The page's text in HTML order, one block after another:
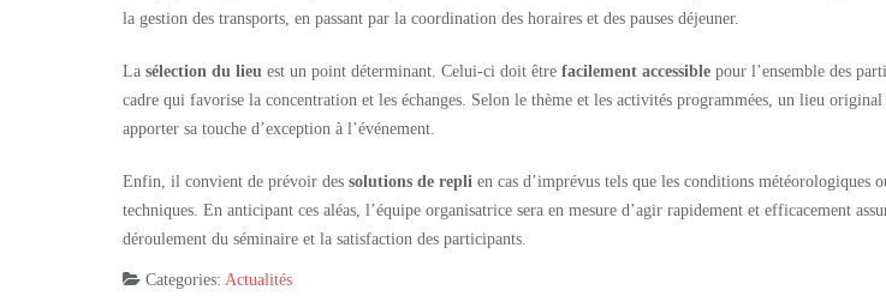
la gestion des transports, en passant par la coordination des horaires et des pauses déjeuner.
La sélection du lieu est un point déterminant. Celui-ci doit être facilement accessible pour l’ensemble des
cadre qui favorise la concentration et les échanges. Selon le thème et les activités programmées, un lieu original
apporter sa touche d’exception à l’événement.
Enfin, il convient de prévoir des solutions de repli en cas d’imprévus tels que les conditions météorologiques
techniques. En anticipant ces aléas, l’équipe organisatrice sera en mesure d’agir rapidement et efficacement
déroulement du séminaire et la satisfaction des participants.
Categories: Actualités